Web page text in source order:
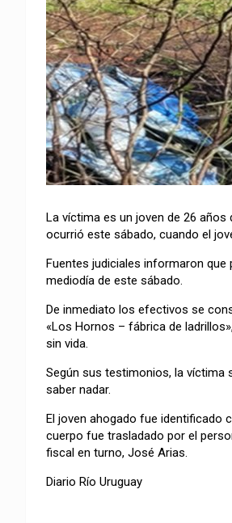
La víctima es un joven de 26 años
ocurrió este sábado, cuando el
Fuentes judiciales informaron que
mediodía de este sábado.
De inmediato los efectivos se
«Los Hornos – fábrica de
sin vida.
Según sus testimonios, la víctima
saber nadar.
El joven ahogado fue identificado
cuerpo fue trasladado por el
fiscal en turno, José Arias.
Diario Río Uruguay